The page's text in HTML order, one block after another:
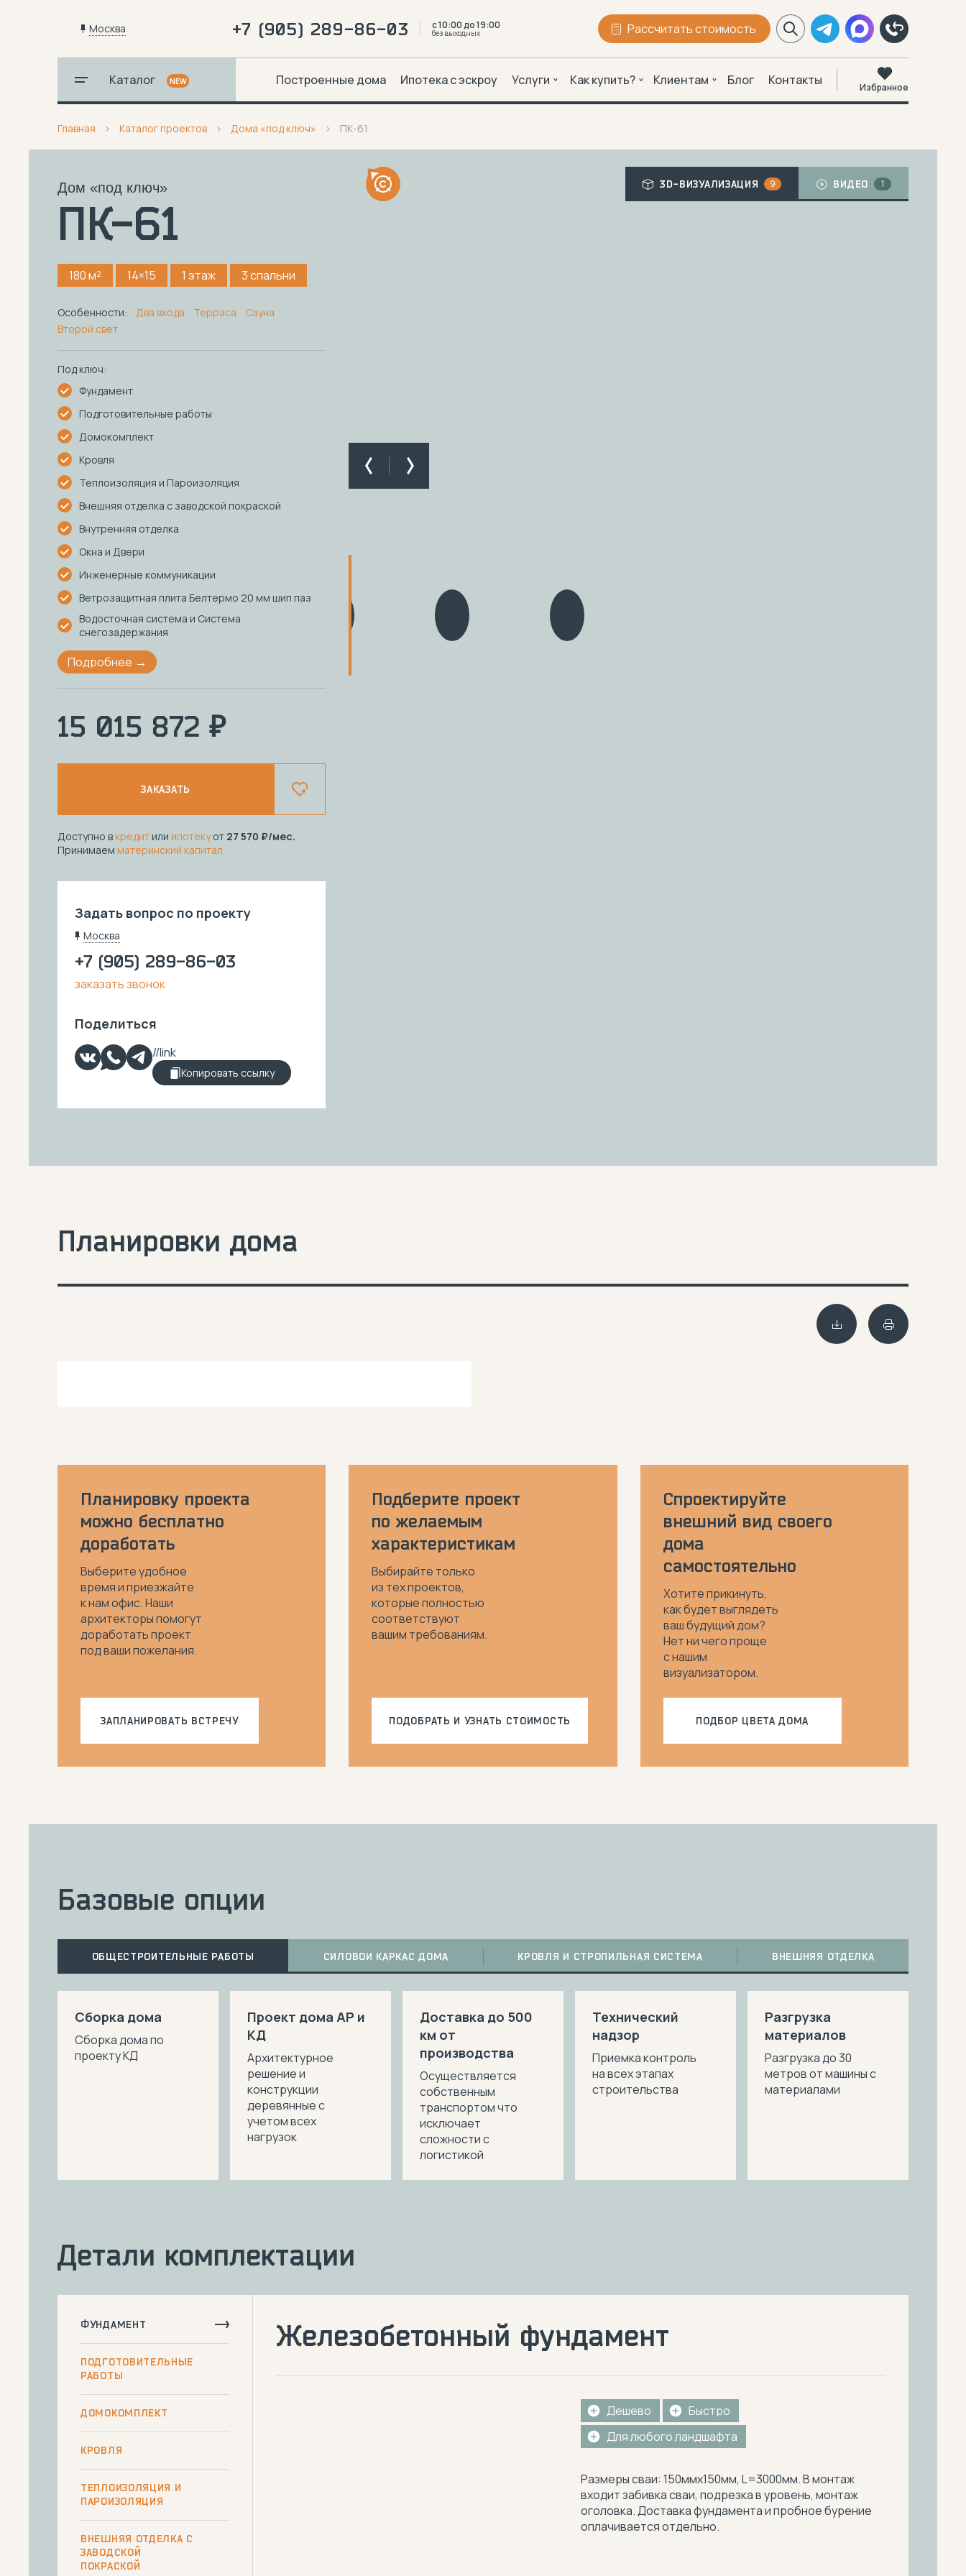
Москва +7 (905) 289-86-03 с 10:00 до 19:00
без выходных Рассчитать стоимость
Каталог NEW Построенные дома Ипотека с эскроу Услуги Как купить? Клиентам Блог Контакты Избранное
Главная Каталог проектов Дома «под ключ» ПК-61
Дом «под ключ»
ПК-61
180 м² 14×15 1 этаж 3 спальни
Особенности: Два входа Терраса
Сауна
Второй свет
3D-ВИЗУАЛИЗАЦИЯ 9 ВИДЕО 1
Под ключ:
Фундамент
Подготовительные работы
Домокомплект
Кровля
Теплоизоляция и Пароизоляция
Внешняя отделка с заводской покраской
Внутренняя отделка
Окна и Двери
Инженерные коммуникации
Ветрозащитная плита Белтермо 20 мм шип паз
Водосточная система и Система
снегозадержания
Подробнее
15 015 872 ₽
ЗАКАЗАТЬ
Доступно в кредит или ипотекуот 27 570
/мес.
Принимаем материнский капитал
Задать вопрос по проекту
Москва
+7 (905) 289-86-03
заказать звонок
Поделиться
Копировать ссылку
Планировки дома
Планировку проекта
можно бесплатно
доработать
Выберите удобное
время и приезжайте
к нам офис. Наши
архитекторы помогут
доработать проект
под ваши пожелания.
ЗАПЛАНИРОВАТЬ ВСТРЕЧУ
Подберите проект
по желаемым
характеристикам
Выбирайте только
из тех проектов,
которые полностью
соответствуют
вашим требованиям.
ПОДОБРАТЬ И УЗНАТЬ СТОИМОСТЬ
Спроектируйте
внешний вид своего
дома
самостоятельно
Хотите прикинуть,
как будет выглядеть
ваш будущий дом?
Нет ни чего проще
с нашим
визуализатором.
ПОДБОР ЦВЕТА ДОМА
Базовые опции
ОБЩЕСТРОИТЕЛЬНЫЕ РАБОТЫ СИЛОВОЙ КАРКАС ДОМА КРОВЛЯ И СТРОПИЛЬНАЯ СИСТЕМА ВНЕШНЯЯ ОТДЕЛКА
Сборка дома
Сборка дома по
проекту КД
Проект дома АР и
КД
Архитектурное
решение и
конструкции
деревянные с
учетом всех
нагрузок
Доставка до 500
км от
производства
Осуществляется
собственным
транспортом что
исключает
сложности с
логистикой
Технический
надзор
Приемка контроль
на всех этапах
строительства
Разгрузка
материалов
Разгрузка до 30
метров от машины с
материалами
Детали комплектации
ФУНДАМЕНТ
ПОДГОТОВИТЕЛЬНЫЕ
РАБОТЫ
ДОМОКОМПЛЕКТ
КРОВЛЯ
ТЕПЛОИЗОЛЯЦИЯ И
ПАРОИЗОЛЯЦИЯ
ВНЕШНЯЯ ОТДЕЛКА С
ЗАВОДСКОЙ
ПОКРАСКОЙ
Железобетонный фундамент
Дешево
Быстро
Для любого ландшафта
Размеры сваи: 150ммх150мм, L=3000мм. В монтаж
входит забивка сваи, подрезка в уровень, монтаж
оголовка. Доставка фундамента и пробное бурение
оплачивается отдельно.